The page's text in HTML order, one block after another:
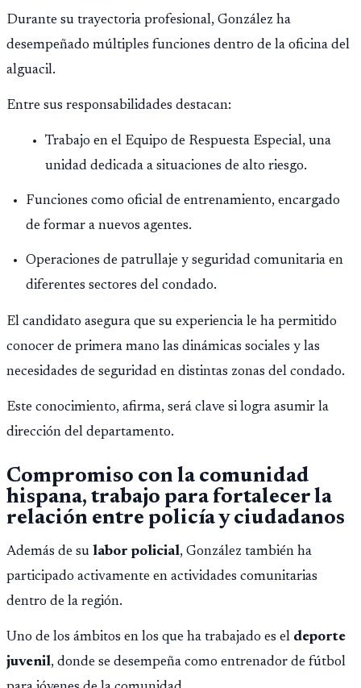
Durante su trayectoria profesional, González ha
desempeñado múltiples funciones dentro de la oficina del
alguacil.
Entre sus responsabilidades destacan:
Trabajo en el Equipo de Respuesta Especial, una
unidad dedicada a situaciones de alto riesgo.
Funciones como oficial de entrenamiento, encargado
de formar a nuevos agentes.
Operaciones de patrullaje y seguridad comunitaria en
diferentes sectores del condado.
El candidato asegura que su experiencia le ha permitido
conocer de primera mano las dinámicas sociales y las
necesidades de seguridad en distintas zonas del condado.
Este conocimiento, afirma, será clave si logra asumir la
dirección del departamento.
Compromiso con la comunidad
hispana, trabajo para fortalecer la
relación entre policía y ciudadanos
Además de su labor policial, González también ha
participado activamente en actividades comunitarias
dentro de la región.
Uno de los ámbitos en los que ha trabajado es el deporte
juvenil, donde se desempeña como entrenador de fútbol